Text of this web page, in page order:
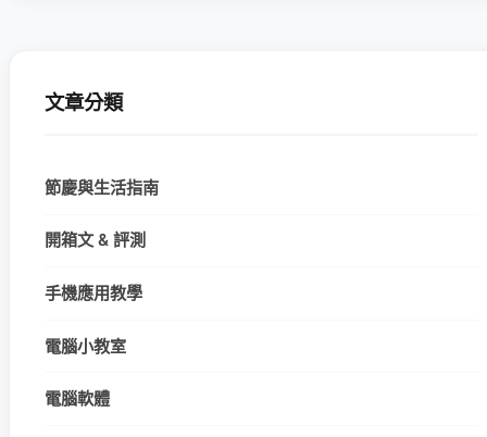
文章分類
節慶與生活指南
開箱文 & 評測
手機應用教學
電腦小教室
電腦軟體